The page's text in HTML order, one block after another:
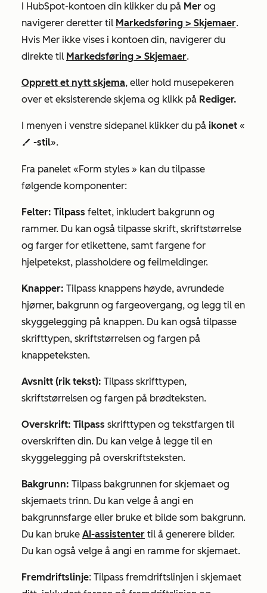
I HubSpot-kontoen din klikker du på Mer og
navigerer deretter til Markedsføring > Skjemaer.
Hvis Mer ikke vises i kontoen din, navigerer du
direkte til Markedsføring > Skjemaer.
Opprett et nytt skjema, eller hold musepekeren
over et eksisterende skjema og klikk på Rediger.
I menyen i venstre sidepanel klikker du på ikonet «
styles -stil».
Fra panelet «Form styles » kan du tilpasse
følgende komponenter:
Felter: Tilpass feltet, inkludert bakgrunn og
rammer. Du kan også tilpasse skrift, skriftstørrelse
og farger for etikettene, samt fargene for
hjelpetekst, plassholdere og feilmeldinger.
Knapper: Tilpass knappens høyde, avrundede
hjørner, bakgrunn og fargeovergang, og legg til en
skyggelegging på knappen. Du kan også tilpasse
skrifttypen, skriftstørrelsen og fargen på
knappeteksten.
Avsnitt (rik tekst): Tilpass skrifttypen,
skriftstørrelsen og fargen på brødteksten.
Overskrift: Tilpass skrifttypen og tekstfargen til
overskriften din. Du kan velge å legge til en
skyggelegging på overskriftsteksten.
Bakgrunn: Tilpass bakgrunnen for skjemaet og
skjemaets trinn. Du kan velge å angi en
bakgrunnsfarge eller bruke et bilde som bakgrunn.
Du kan bruke AI-assistenter til å generere bilder.
Du kan også velge å angi en ramme for skjemaet.
Fremdriftslinje: Tilpass fremdriftslinjen i skjemaet